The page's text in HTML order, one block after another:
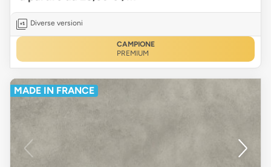
Diverse versioni
CAMPIONE
PREMIUM
MADE IN FRANCE